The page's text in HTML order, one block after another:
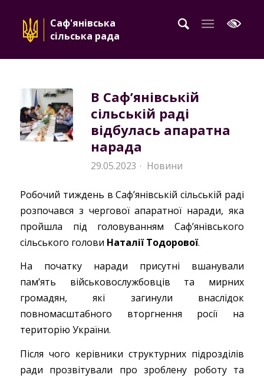
Саф'янівська
сільська рада
В Саф’янівській
сільській раді
відбулась апаратна
нарада
29.05.2023 · Новини
Робочий тиждень в Саф’янівській сільській раді
розпочався з чергової апаратної наради, яка
пройшла під головуванням Саф’янівського
сільського голови Наталії Тодорової.
На початку наради присутні вшанували
пам’ять військовослужбовців та мирних
громадян, які загинули внаслідок
повномасштабного вторгнення росії на
територію України.
Після чого керівники структурних підрозділів
ради прозвітували про зроблену роботу та